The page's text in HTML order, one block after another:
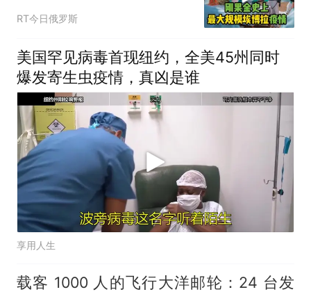
达3874例
RT今日俄罗斯
美国罕见病毒首现纽约，全美45州同时
爆发寄生虫疫情，真凶是谁
享用人生
载客 1000 人的飞行大洋邮轮：24 台发